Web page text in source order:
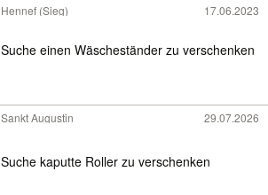
Hennef (Sieg) 17.06.2023
Suche einen Wäscheständer zu verschenken
Sankt Augustin 29.07.2026
Suche kaputte Roller zu verschenken